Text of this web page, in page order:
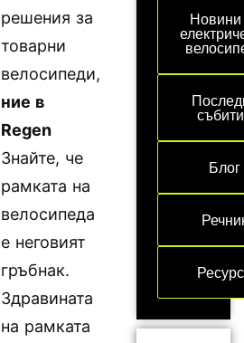
решения за
товарни
велосипеди,
ние в
Regen
Знайте, че
рамката на
велосипеда
е неговият
гръбнак.
Здравината
на рамката
Новини
Блог